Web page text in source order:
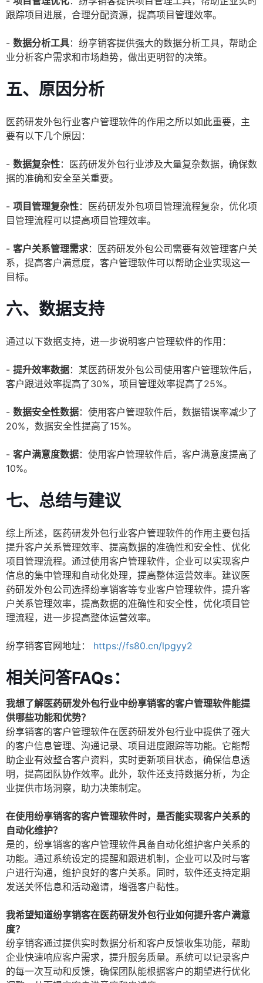
跟踪项目进展，合理分配资源，提高项目管理效率。
- 数据分析工具：纷享销客提供强大的数据分析工具，帮助企
业分析客户需求和市场趋势，做出更明智的决策。
五、原因分析
医药研发外包行业客户管理软件的作用之所以如此重要，主
要有以下几个原因：
- 数据复杂性：医药研发外包行业涉及大量复杂数据，确保数
据的准确和安全至关重要。
- 项目管理复杂性：医药研发外包项目管理流程复杂，优化项
目管理流程可以提高项目管理效率。
- 客户关系管理需求：医药研发外包公司需要有效管理客户关
系，提高客户满意度，客户管理软件可以帮助企业实现这一
目标。
六、数据支持
通过以下数据支持，进一步说明客户管理软件的作用：
- 提升效率数据：某医药研发外包公司使用客户管理软件后，
客户跟进效率提高了30%，项目管理效率提高了25%。
- 数据安全性数据：使用客户管理软件后，数据错误率减少了
20%，数据安全性提高了15%。
- 客户满意度数据：使用客户管理软件后，客户满意度提高了
10%。
七、总结与建议
综上所述，医药研发外包行业客户管理软件的作用主要包括
提升客户关系管理效率、提高数据的准确性和安全性、优化
项目管理流程。通过使用客户管理软件，企业可以实现客户
信息的集中管理和自动化处理，提高整体运营效率。建议医
药研发外包公司选择纷享销客等专业客户管理软件，提升客
户关系管理效率，提高数据的准确性和安全性，优化项目管
理流程，进一步提高整体运营效率。
纷享销客官网地址： https://fs80.cn/lpgyy2
相关问答FAQs：
我想了解医药研发外包行业中纷享销客的客户管理软件能提
供哪些功能和优势？
纷享销客的客户管理软件在医药研发外包行业中提供了强大
的客户信息管理、沟通记录、项目进度跟踪等功能。它能帮
助企业有效整合客户资料，实时更新项目状态，确保信息透
明，提高团队协作效率。此外，软件还支持数据分析，为企
业提供市场洞察，助力决策制定。
在使用纷享销客的客户管理软件时，是否能实现客户关系的
自动化维护？
是的，纷享销客的客户管理软件具备自动化维护客户关系的
功能。通过系统设定的提醒和跟进机制，企业可以及时与客
户进行沟通，维护良好的客户关系。同时，软件还支持定期
发送关怀信息和活动邀请，增强客户黏性。
我希望知道纷享销客在医药研发外包行业如何提升客户满意
度？
纷享销客通过提供实时数据分析和客户反馈收集功能，帮助
企业快速响应客户需求，提升服务质量。系统可以记录客户
的每一次互动和反馈，确保团队能根据客户的期望进行优化